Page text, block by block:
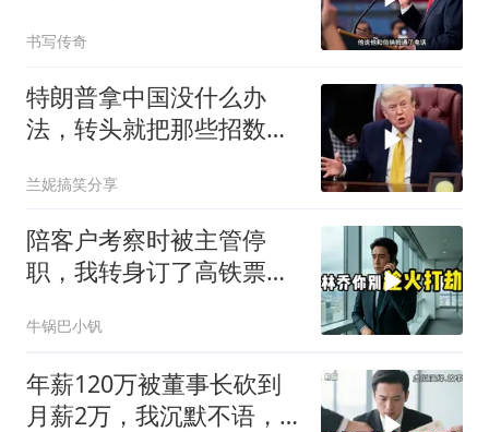
书写传奇
特朗普拿中国没什么办
法，转头就把那些招数，
兰妮搞笑分享
陪客户考察时被主管停
职，我转身订了高铁票。
亿合同没你根本签不了
牛锅巴小钒
年薪120万被董事长砍到
月薪2万，我沉默不语，